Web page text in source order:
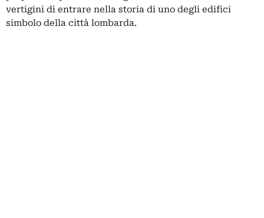
vertigini di entrare nella storia di uno degli edifici
simbolo della città lombarda.